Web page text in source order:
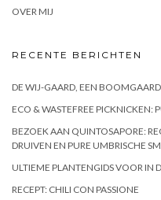
OVER MIJ
RECENTE BERICHTEN
DE WIJ-GAARD, EEN
ECO & WASTEFREE PICKNICKEN:
BEZOEK AAN QUINTOSAPORE:
DRUIVEN EN PURE UMBRISCHE
ULTIEME PLANTENGIDS VOOR IN
RECEPT: CHILI CON PASSIONE